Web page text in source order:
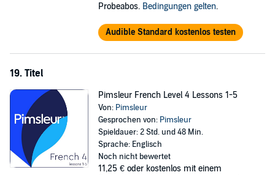
Probeabos. Bedingungen gelten.
Audible Standard kostenlos testen
19. Titel
Pimsleur French Level 4 Lessons 1-5
Von: Pimsleur
Gesprochen von: Pimsleur
Spieldauer: 2 Std. und 48 Min.
Sprache: Englisch
Noch nicht bewertet
11,25 € oder kostenlos mit einem